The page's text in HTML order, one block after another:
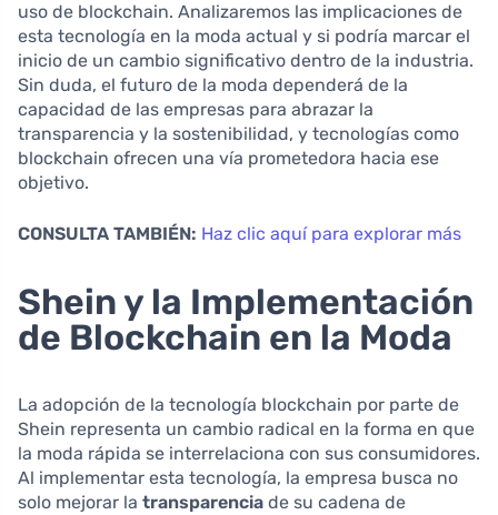
uso de blockchain. Analizaremos las implicaciones de
esta tecnología en la moda actual y si podría marcar el
inicio de un cambio significativo dentro de la industria.
Sin duda, el futuro de la moda dependerá de la
capacidad de las empresas para abrazar la
transparencia y la sostenibilidad, y tecnologías como
blockchain ofrecen una vía prometedora hacia ese
objetivo.
CONSULTA TAMBIÉN: Haz clic aquí para explorar más
Shein y la Implementación
de Blockchain en la Moda
La adopción de la tecnología blockchain por parte de
Shein representa un cambio radical en la forma en que
la moda rápida se interrelaciona con sus consumidores.
Al implementar esta tecnología, la empresa busca no
solo mejorar la transparencia de su cadena de